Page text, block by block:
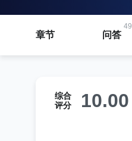
章节
49
问答
综合
评分
10.00